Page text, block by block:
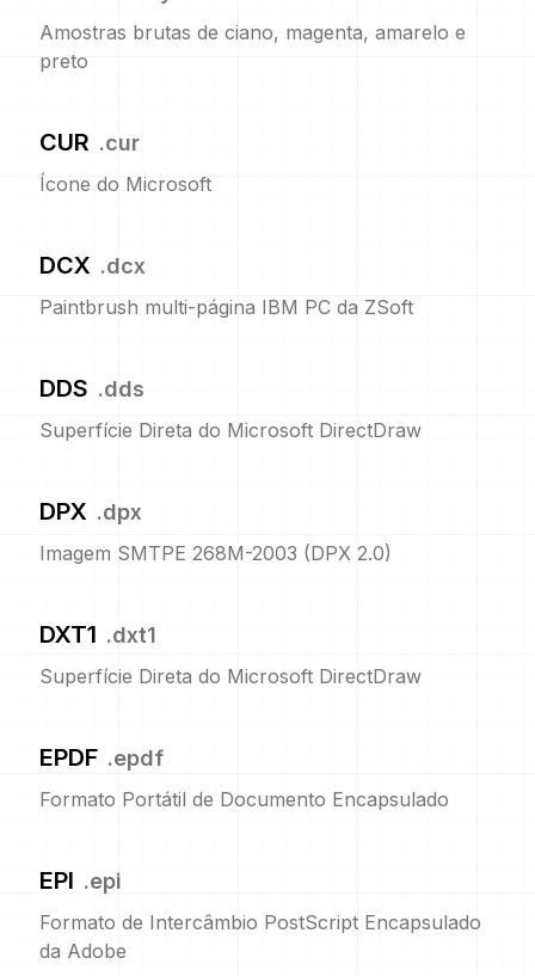
Amostras brutas de ciano, magenta, amarelo e
preto
CUR .cur
Ícone do Microsoft
DCX .dcx
Paintbrush multi-página IBM PC da ZSoft
DDS .dds
Superfície Direta do Microsoft DirectDraw
DPX .dpx
Imagem SMTPE 268M-2003 (DPX 2.0)
DXT1 .dxt1
Superfície Direta do Microsoft DirectDraw
EPDF .epdf
Formato Portátil de Documento Encapsulado
EPI .epi
Formato de Intercâmbio PostScript Encapsulado
da Adobe